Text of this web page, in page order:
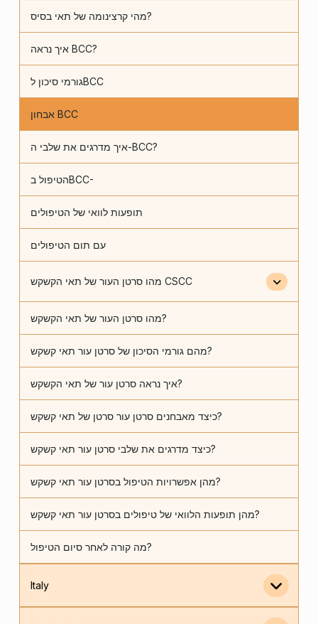
מהי קרצינומה של תאי בסיס?
איך נראה BCC?
גורמי סיכון לBCC
אבחון BCC
איך מדרגים את שלבי ה-BCC?
הטיפול בBCC-
תופעות לוואי של הטיפולים
עם תום הטיפולים
מהו סרטן העור של תאי הקשקש CSCC
מהו סרטן העור של תאי הקשקש?
מהם גורמי הסיכון של סרטן עור תאי קשקש?
איך נראה סרטן עור של תאי הקשקש?
כיצד מאבחנים סרטן עור סרטן של תאי קשקש?
כיצד מדרגים את שלבי סרטן עור תאי קשקש?
מהן אפשרויות הטיפול בסרטן עור תאי קשקש?
מהן תופעות הלוואי של טיפולים בסרטן עור תאי קשקש?
מה קורה לאחר סיום הטיפול?
Italy